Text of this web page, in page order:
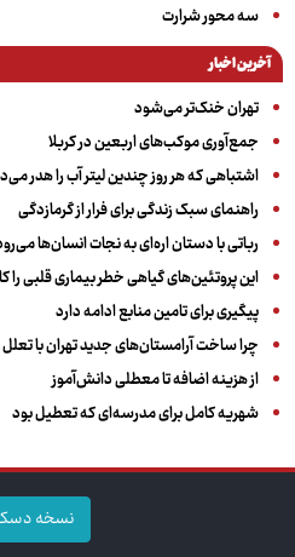
سه‌ محور شرارت
آخرین اخبار
تهران خنک‌تر می‌شود
جمع‌آوری موکب‌های اربعین در کربلا
اشتباهی که هر روز چندین لیتر آب را هدر
راهنمای سبک زندگی برای فرار از گرمازدگی
رباتی با دستان اره‌ای به نجات انسان‌ها
این پروتئین‌های گیاهی خطر بیماری قلبی
پیگیری برای تامین منابع ادامه دارد
چرا ساخت آرامستان‌های جدید تهران با
از هزینه اضافه تا معطلی دانش‌آموز
شهریه کامل برای مدرسه‌ای که تعطیل بود
نسخه